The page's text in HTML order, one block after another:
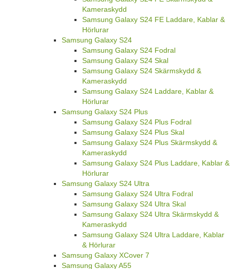
Kameraskydd
Samsung Galaxy S24 FE Laddare, Kablar &
Hörlurar
Samsung Galaxy S24
Samsung Galaxy S24 Fodral
Samsung Galaxy S24 Skal
Samsung Galaxy S24 Skärmskydd &
Kameraskydd
Samsung Galaxy S24 Laddare, Kablar &
Hörlurar
Samsung Galaxy S24 Plus
Samsung Galaxy S24 Plus Fodral
Samsung Galaxy S24 Plus Skal
Samsung Galaxy S24 Plus Skärmskydd &
Kameraskydd
Samsung Galaxy S24 Plus Laddare, Kablar &
Hörlurar
Samsung Galaxy S24 Ultra
Samsung Galaxy S24 Ultra Fodral
Samsung Galaxy S24 Ultra Skal
Samsung Galaxy S24 Ultra Skärmskydd &
Kameraskydd
Samsung Galaxy S24 Ultra Laddare, Kablar
& Hörlurar
Samsung Galaxy XCover 7
Samsung Galaxy A55